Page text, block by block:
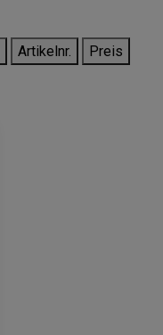
Artikelnr.
Preis